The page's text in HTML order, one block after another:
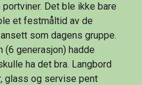
Det ble ikke bare
et festmåltid av de
som dagens gruppe.
(6 generasjon) hadde
ha det bra. Langbord
glass og servise pent